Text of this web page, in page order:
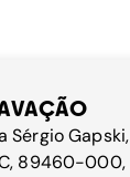
Sérgio
89460-000,